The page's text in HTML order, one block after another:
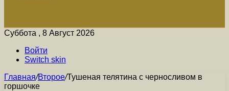
Суббота , 8 Август 2026
Войти
Switch skin
Главная/Второе/Тушеная телятина с черносливом в
горшочке